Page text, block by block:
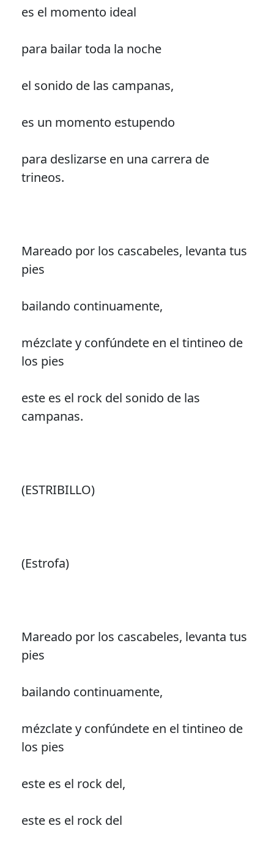
es el momento ideal
para bailar toda la noche
el sonido de las campanas,
es un momento estupendo
para deslizarse en una carrera de
trineos.
Mareado por los cascabeles, levanta tus
pies
bailando continuamente,
mézclate y confúndete en el tintineo de
los pies
este es el rock del sonido de las
campanas.
(ESTRIBILLO)
(Estrofa)
Mareado por los cascabeles, levanta tus
pies
bailando continuamente,
mézclate y confúndete en el tintineo de
los pies
este es el rock del,
este es el rock del